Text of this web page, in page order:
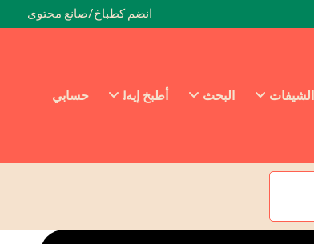
انضم كطباخ/صانع محتوى
الشيفات البحث أطبخ إيه! حسابي